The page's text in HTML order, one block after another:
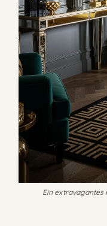
Ein extravagantes